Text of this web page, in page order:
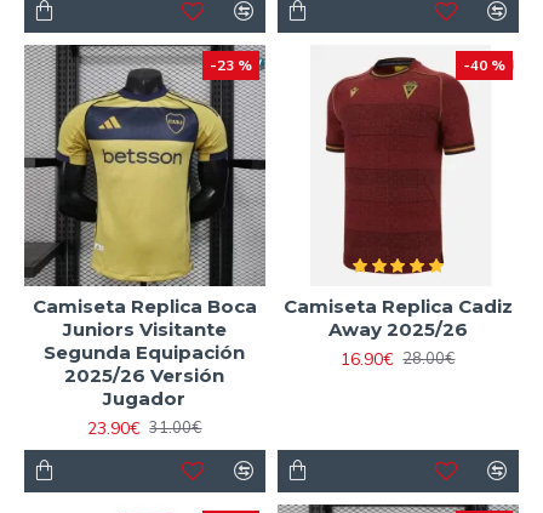
-23 %
Camiseta Replica Boca
Juniors Visitante
Segunda Equipación
2025/26 Versión
Jugador
23.90€ 31.00€
-40 %
Camiseta Replica Cadiz
Away 2025/26
16.90€ 28.00€